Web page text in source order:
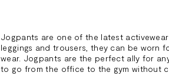
Jogpants are one of the latest
leggings and trousers, they can be worn
wear. Jogpants are the perfect ally for
to go from the office to the gym without